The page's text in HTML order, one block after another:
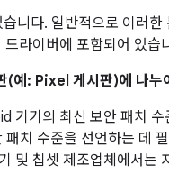
니다. 일반적으로 이러한
라이버에 포함되어 있습
예: Pixel 게시판)에 나누
기기의 최신 보안 패치
치 수준을 선언하는 데
및 칩셋 제조업체에서는